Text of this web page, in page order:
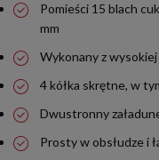
Pomieści 15 blach
mm
Wykonany z wysokiej
4 kółka skrętne, w
Dwustronny
Prosty w obsłudze i